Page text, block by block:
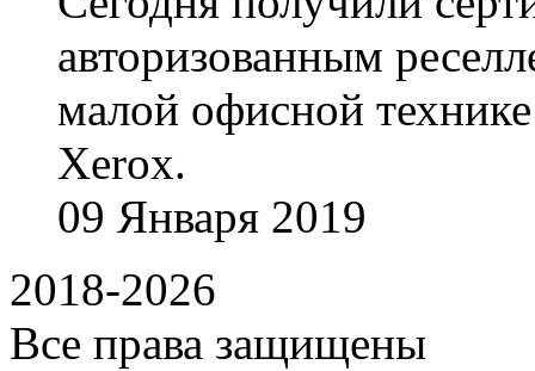
авторизованным
малой офисной
Xerox.
09 Января 2019
2018-2026
Все права защищены